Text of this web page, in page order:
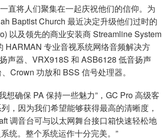
直将人们聚集在一起庆祝他们的信仰。为
Baptist Church 最近决定升级他们过时的
以及领先的商业安装商 Streamline System
HARMAN 专业音视系统网络音频解决方
声器、VRX918S 和 ASB6128 低音扬声
Crown 功放和 BSS 信号处理器。
想确保 PA 保持一些魅力”，GC Pro 高级客
，因为我们希望能够获得最高的清晰度，
调音台可与以太网舞台接口箱快速轻松地
统。整个系统运作十分完美。”